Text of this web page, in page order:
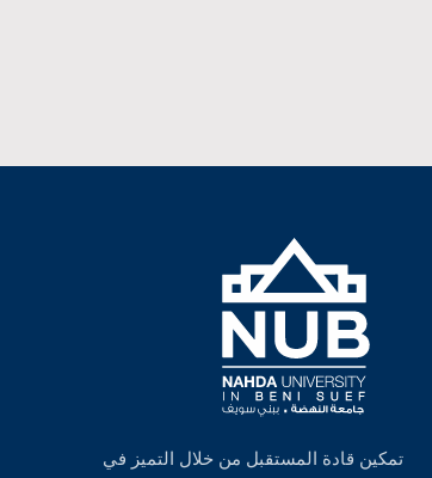
تمكين قادة المستقبل من خلال التميز في